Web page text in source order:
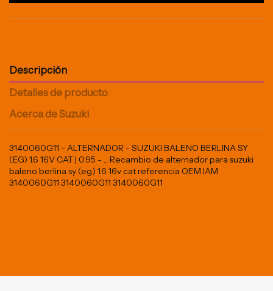
Descripción
Detalles de producto
Acerca de Suzuki
3140060G11 - ALTERNADOR - SUZUKI BALENO BERLINA SY
(EG) 1.6 16V CAT | 0.95 - ... Recambio de alternador para suzuki
baleno berlina sy (eg) 1.6 16v cat referencia OEM IAM
3140060G11 3140060G11 3140060G11